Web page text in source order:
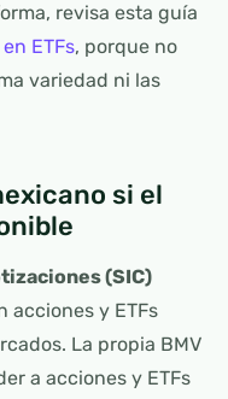
revisa esta guía
ETFs, porque no
variedad ni las
si el
(SIC)
acciones y ETFs
La propia BMV
a acciones y ETFs